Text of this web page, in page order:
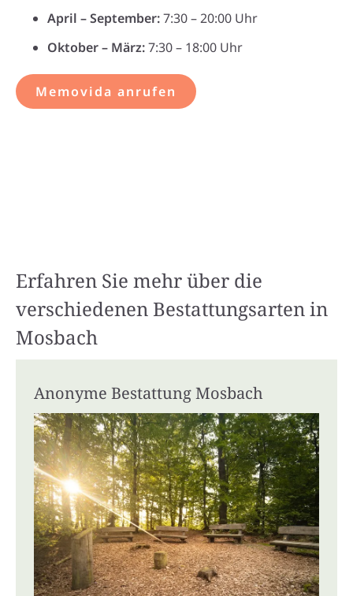
April – September:7:30 – 20:00 Uhr
Oktober – März:7:30 – 18:00 Uhr
Memovida anrufen
Erfahren Sie mehr über die
verschiedenen Bestattungsarten in
Mosbach
Anonyme Bestattung Mosbach